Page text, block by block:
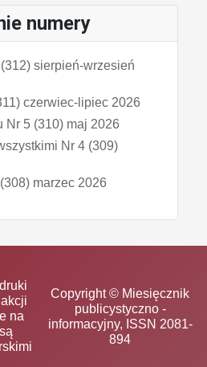
numery
sierpień-wrzesień
czerwiec-lipiec 2026
Nr 5 (310) maj 2026
Nr 4 (309)
marzec 2026
na
Copyright © Miesięcznik
publicystyczno -
informacyjny, ISSN 2081-
894